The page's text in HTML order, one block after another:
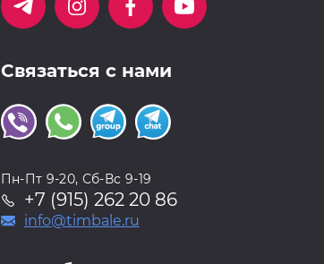
Связаться с нами
Пн-Пт 9-20, Сб-Вс 9-19
+7 (915) 262 20 86
info@timbale.ru